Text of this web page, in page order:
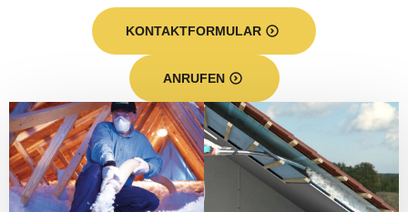
KONTAKTFORMULAR
ANRUFEN